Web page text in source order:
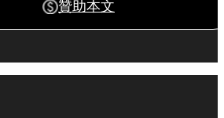
贊助本文